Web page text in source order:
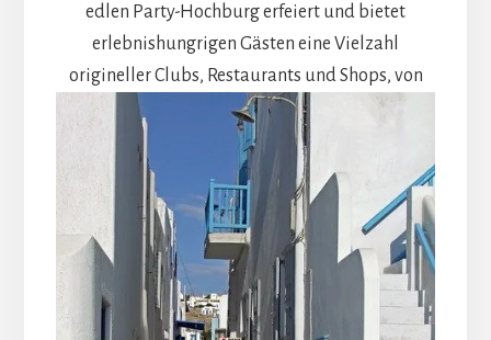
edlen Party-Hochburg erfeiert und bietet
erlebnishungrigen Gästen eine Vielzahl
origineller Clubs, Restaurants und Shops, von